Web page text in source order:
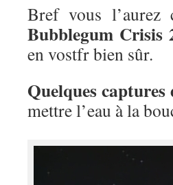
Bref vous l’aurez
Bubblegum Crisis
en vostfr bien sûr.
Quelques captures
mettre l’eau à la